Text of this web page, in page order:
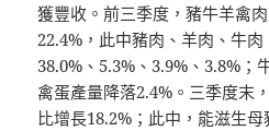
獲豐收。前三季度，豬牛羊禽
22.4%，此中豬肉、羊肉、牛
38.0%、5.3%、3.9%、3.8%；
禽蛋產量降落2.4%。三季度末
比增長18.2%；此中，能滋生